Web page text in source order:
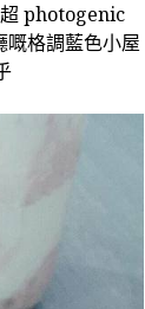
photogenic
嘅格調藍色小屋